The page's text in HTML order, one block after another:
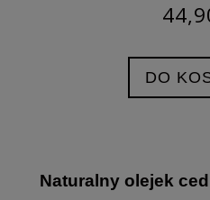
DO
Naturalny olejek